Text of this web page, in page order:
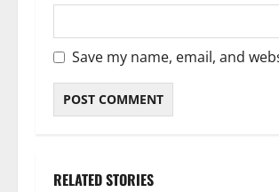
Save my name, email, and
RELATED STORIES